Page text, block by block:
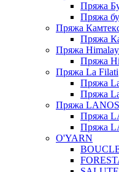
Пряжа
Пряжа
Пряжа
Пряжа
Пряжа
Пряжа
Пряжа La Filati
Пряжа
Пряжа
Пряжа
Пряжа
Пряжа
O'YARN